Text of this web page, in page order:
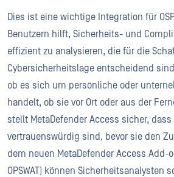
Dies ist eine wichtige Integration für
Benutzern hilft, Sicherheits- und
effizient zu analysieren, die für die
Cybersicherheitslage entscheidend
ob es sich um persönliche oder
handelt, ob sie vor Ort oder aus der
stellt MetaDefender Access sicher, dass
vertrauenswürdig sind, bevor sie den
dem neuen MetaDefender Access Add-
OPSWAT) können Sicherheitsanalysten